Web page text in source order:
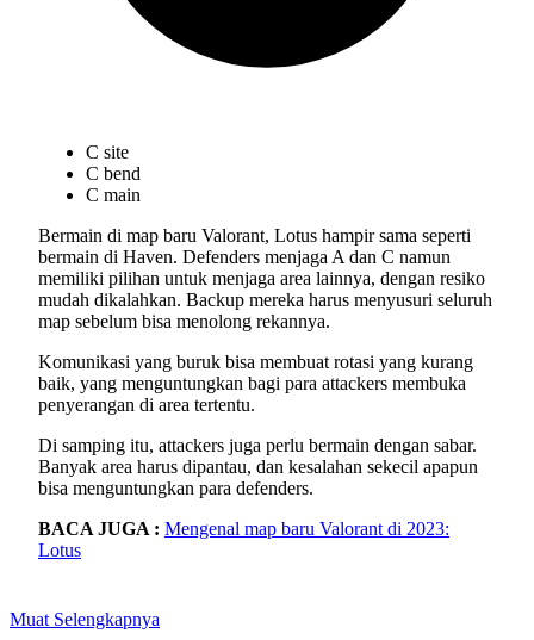
C site
C bend
C main
Bermain di map baru Valorant, Lotus hampir sama seperti
bermain di Haven. Defenders menjaga A dan C namun
memiliki pilihan untuk menjaga area lainnya, dengan resiko
mudah dikalahkan. Backup mereka harus menyusuri seluruh
map sebelum bisa menolong rekannya.
Komunikasi yang buruk bisa membuat rotasi yang kurang
baik, yang menguntungkan bagi para attackers membuka
penyerangan di area tertentu.
Di samping itu, attackers juga perlu bermain dengan sabar.
Banyak area harus dipantau, dan kesalahan sekecil apapun
bisa menguntungkan para defenders.
BACA JUGA : Mengenal map baru Valorant di 2023:
Lotus
Muat Selengkapnya